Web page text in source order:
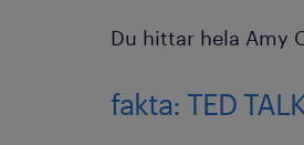
Du hittar hela Amy
fakta: TED